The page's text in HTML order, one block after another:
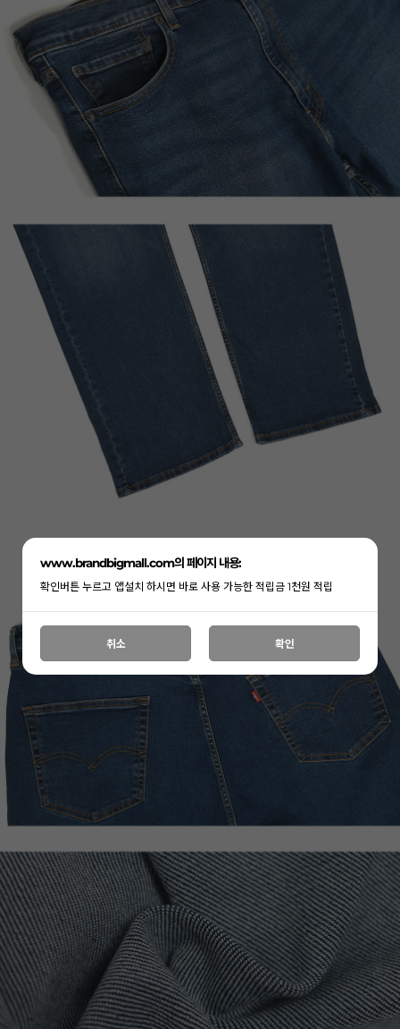
www.brandbigmall.com의 페이지 내용:
확인버튼 누르고 앱설치 하시면 바로 사용 가능한 적립금 1천원 적립
취소 확인